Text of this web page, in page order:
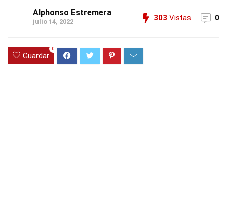
Alphonso Estremera
julio 14, 2022 303 Vistas 0
Guardar
0